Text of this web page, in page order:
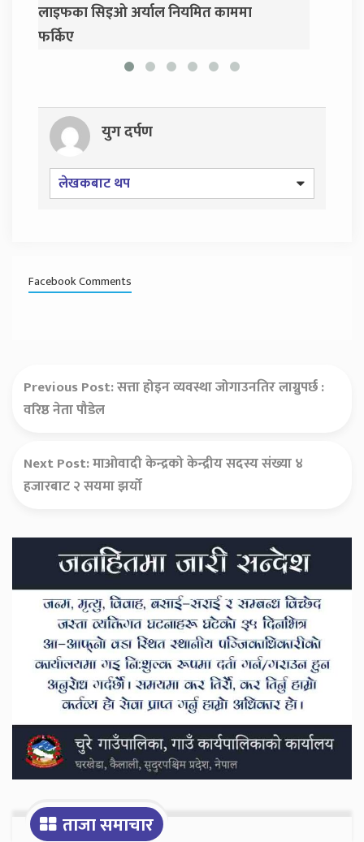
प्रसाईं, साउन २८ गते निर्वाचन आयोग जाने
युग दर्पण
लेखकबाट थप
Facebook Comments
Previous Post:सत्ता होइन व्यवस्था जोगाउनतिर लाग्नुपर्छ :
वरिष्ठ नेता पौडेल
Next Post:माओवादी केन्द्रको केन्द्रीय सदस्य संख्या ४
हजारबाट २ सयमा झर्यो
Secondary
Sidebar
ताजा समाचार